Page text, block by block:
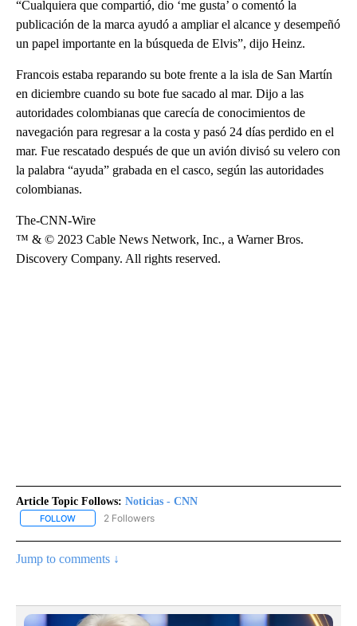
“Cualquiera que compartió, dio ‘me gusta’ o comentó la
publicación de la marca ayudó a ampliar el alcance y desempeñó
un papel importante en la búsqueda de Elvis”, dijo Heinz.
Francois estaba reparando su bote frente a la isla de San Martín
en diciembre cuando su bote fue sacado al mar. Dijo a las
autoridades colombianas que carecía de conocimientos de
navegación para regresar a la costa y pasó 24 días perdido en el
mar. Fue rescatado después de que un avión divisó su velero con
la palabra “ayuda” grabada en el casco, según las autoridades
colombianas.
The-CNN-Wire
™ & © 2023 Cable News Network, Inc., a Warner Bros.
Discovery Company. All rights reserved.
Article Topic Follows: Noticias - CNN
FOLLOW FOLLOW "NOTICIAS - CNN" TO RECEIVE NOTIFICATIONS ABOUT
2 Followers
Jump to comments ↓